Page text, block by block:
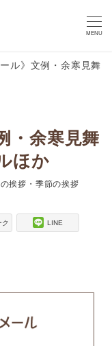
MENU
ル》文例・余寒見舞
・余寒見舞
ほか
挨拶・季節の挨拶
ク LINE